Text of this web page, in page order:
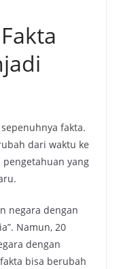
fakta.
dari waktu ke
yang
negara dengan
Namun, 20
dengan
bisa berubah